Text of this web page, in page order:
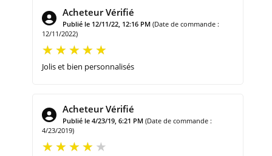
Acheteur Vérifié
Publié le 12/11/22, 12:16 PM (Date de commande :
12/11/2022)
Jolis et bien personnalisés
Acheteur Vérifié
Publié le 4/23/19, 6:21 PM (Date de commande :
4/23/2019)